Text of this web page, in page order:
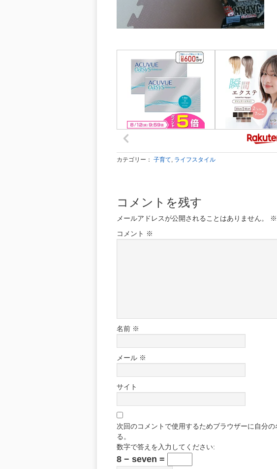
カテゴリー： 子育て, ライフスタイル
コメントを残す
メールアドレスが公開されることはありません。 ※
コメント ※
名前 ※
メール ※
サイト
次回のコメントで使用するためブラウザーに自分
る。
数字で答えを入力してください:
8 − seven =